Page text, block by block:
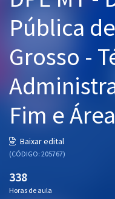
Graduação
Mentorias
Questões grátis
Conteúdo gratuito
Blog
Pública
Grosso -
Fim e
Baixar edital
(CÓDIGO: 205767)
338
Horas de aula